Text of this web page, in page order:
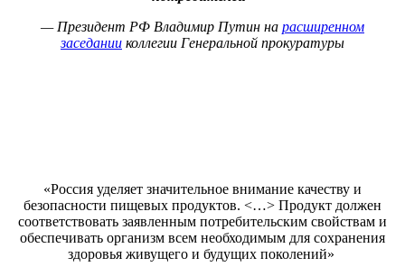
— Президент РФ Владимир Путин на расширенном
заседании коллегии Генеральной прокуратуры
«Россия уделяет значительное внимание качеству и
безопасности пищевых продуктов. <…> Продукт должен
соответствовать заявленным потребительским свойствам и
обеспечивать организм всем необходимым для сохранения
здоровья живущего и будущих поколений»